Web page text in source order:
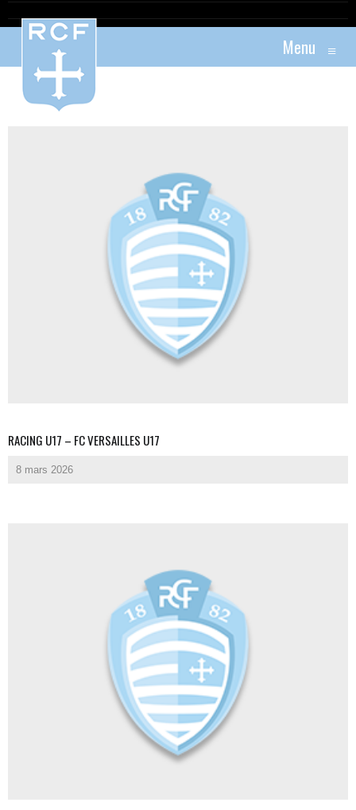
Menu ≡
RACING U17 – FC VERSAILLES U17
8 mars 2026